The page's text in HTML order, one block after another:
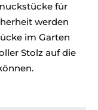
für
werden
im Garten
Stolz auf die